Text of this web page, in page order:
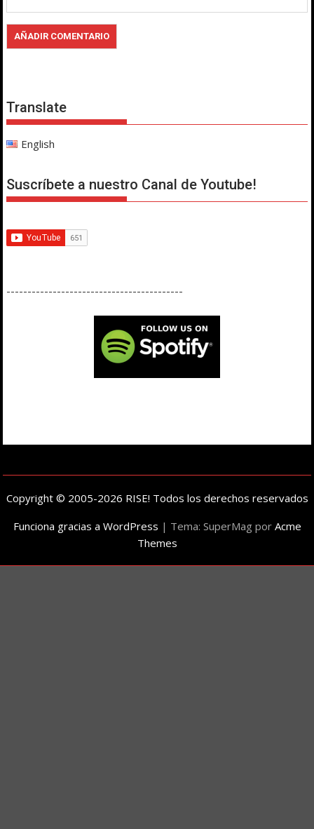
Translate
English
Suscríbete a nuestro Canal de Youtube!
------------------------------------------
Copyright © 2005-2026 RISE! Todos los derechos reservados
Funciona gracias a WordPress | Tema: SuperMag por Acme
Themes